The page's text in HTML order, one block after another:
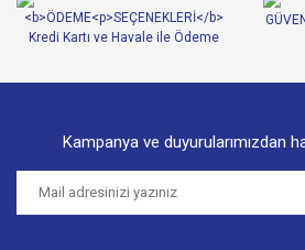
Ürün fiyatı diğer sitelerden daha pahalı.
Gönder
Kampanya ve duyurularımızdan